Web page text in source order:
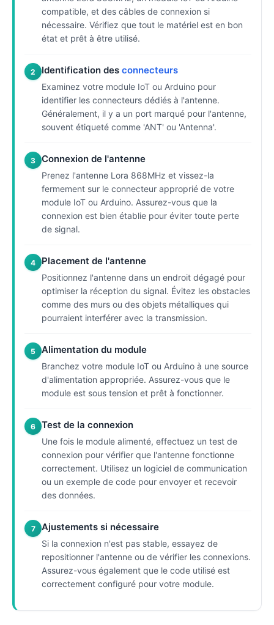
compatible, et des câbles de connexion si
nécessaire. Vérifiez que tout le matériel est en bon
état et prêt à être utilisé.
2 Identification des connecteurs
Examinez votre module IoT ou Arduino pour
identifier les connecteurs dédiés à l'antenne.
Généralement, il y a un port marqué pour l'antenne,
souvent étiqueté comme 'ANT' ou 'Antenna'.
3 Connexion de l'antenne
Prenez l'antenne Lora 868MHz et vissez-la
fermement sur le connecteur approprié de votre
module IoT ou Arduino. Assurez-vous que la
connexion est bien établie pour éviter toute perte
de signal.
4 Placement de l'antenne
Positionnez l'antenne dans un endroit dégagé pour
optimiser la réception du signal. Évitez les obstacles
comme des murs ou des objets métalliques qui
pourraient interférer avec la transmission.
5 Alimentation du module
Branchez votre module IoT ou Arduino à une source
d'alimentation appropriée. Assurez-vous que le
module est sous tension et prêt à fonctionner.
6 Test de la connexion
Une fois le module alimenté, effectuez un test de
connexion pour vérifier que l'antenne fonctionne
correctement. Utilisez un logiciel de communication
ou un exemple de code pour envoyer et recevoir
des données.
7 Ajustements si nécessaire
Si la connexion n'est pas stable, essayez de
repositionner l'antenne ou de vérifier les connexions.
Assurez-vous également que le code utilisé est
correctement configuré pour votre module.